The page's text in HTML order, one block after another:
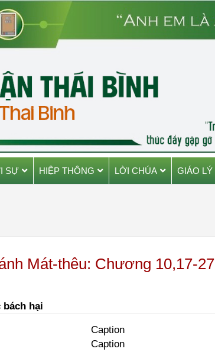
SỰ HIỆP THÔNG LỜI CHÚA GIÁO LÝ
Mát-thêu: Chương 10,17-27
hại
Caption
Caption